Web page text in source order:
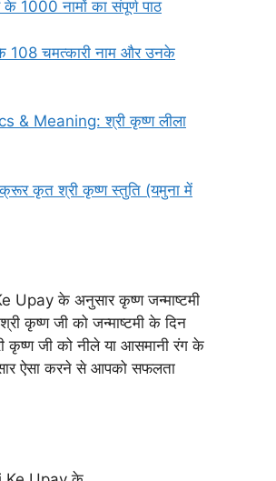
नामों का संपूर्ण पाठ
चमत्कारी नाम और उनके
Meaning: श्री कृष्ण लीला
कृत श्री कृष्ण स्तुति (यमुना में
के अनुसार कृष्ण जन्माष्टमी
कृष्ण जी को जन्माष्टमी के दिन
कृष्ण जी को नीले या आसमानी रंग के
ऐसा करने से आपको सफलता